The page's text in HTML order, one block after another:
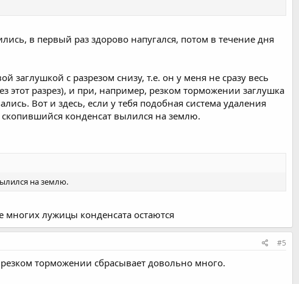
в первый раз здорово напугался, потом в течение дня
заглушкой с разрезом снизу, т.е. он у меня не сразу весь
этот разрез), и при, например, резком торможении заглушка
Вот и здесь, если у тебя подобная система удаления
конденсат вылился на землю.
на землю.
лужицы конденсата остаются
#5
торможении сбрасывает довольно много.